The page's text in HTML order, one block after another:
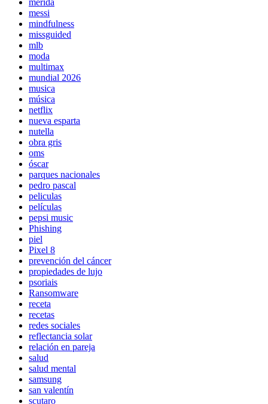
mérida
messi
mindfulness
missguided
mlb
moda
multimax
mundial 2026
musica
música
netflix
nueva esparta
nutella
obra gris
oms
óscar
parques nacionales
pedro pascal
peliculas
películas
pepsi music
Phishing
piel
Pixel 8
prevención del cáncer
propiedades de lujo
psoriais
Ransomware
receta
recetas
redes sociales
reflectancia solar
relación en pareja
salud
salud mental
samsung
san valentín
scutaro